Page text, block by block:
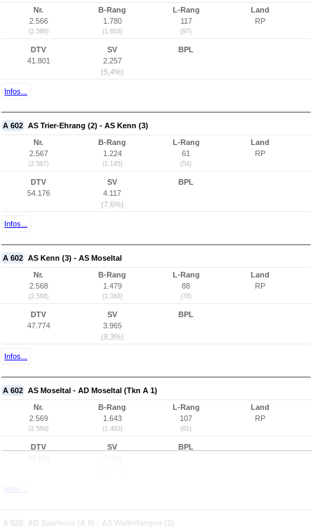
Nr.
2.566
(2.566)
B-Rang
1.780
(1.603)
L-Rang
117
(97)
Land
RP
DTV
41.801
SV
2.257
(5,4%)
BPL
Infos...
A 602 AS Trier-Ehrang (2) - AS Kenn (3)
Nr.
2.567
(2.567)
B-Rang
1.224
(1.145)
L-Rang
61
(54)
Land
RP
DTV
54.176
SV
4.117
(7,6%)
BPL
Infos...
A 602 AS Kenn (3) - AS Moseltal
Nr.
2.568
(2.568)
B-Rang
1.479
(1.368)
L-Rang
88
(78)
Land
RP
DTV
47.774
SV
3.965
(8,3%)
BPL
Infos...
A 602 AS Moseltal - AD Moseltal (Tkn A 1)
Nr.
2.569
(2.569)
B-Rang
1.643
(1.493)
L-Rang
107
(91)
Land
RP
DTV
SV
BPL
Infos...
A 620 AD Saarlouis (A 8) - AS Wallerfangen (2)